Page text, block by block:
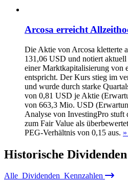
Arcosa erreicht
Die Aktie von Arcosa kletterte
131,06 USD und notiert
einer Marktkapitalisierung von
entspricht. Der Kurs stieg im
und wurde durch starke
von 0,81 USD je Aktie
von 663,3 Mio. USD
Analyse von InvestingPro
zum Fair Value als
PEG-Verhältnis von 0,15 aus.
Historische Dividenden
Alle Dividenden Kennzahlen